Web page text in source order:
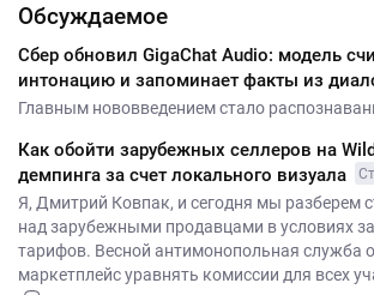
Обсуждаемое
Сбер обновил GigaChat Audio: модель
интонацию и запоминает факты из
Главным нововведением стало
Как обойти зарубежных селлеров на
демпинга за счет локального визуала
Я, Дмитрий Ковпак, и сегодня мы разберем
над зарубежными продавцами в условиях
тарифов. Весной антимонопольная служба
маркетплейс уравнять комиссии для всех